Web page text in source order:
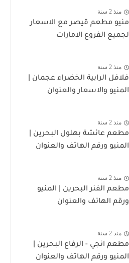
منذ 2 سنة
منيو مطعم قيصر مع الاسعار
لجميع الفروع الامارات
منذ 2 سنة
فلافل الرابية الخضراء عجمان |
المنيو والاسعار والعنوان
منذ 2 سنة
مطعم عائشة بهلول البحرين |
المنيو ورقم الهاتف والعنوان
منذ 2 سنة
مطعم الفنر البحرين | المنيو
ورقم الهاتف والعنوان
منذ 2 سنة
مطعم انجي - الرفاع البحرين |
المنيو ورقم الهاتف والعنوان